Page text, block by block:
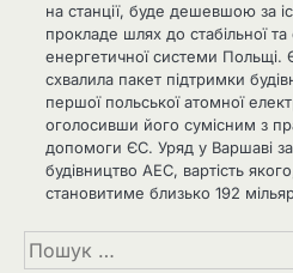
на станції, буде дешевшою за
прокладе шлях до стабільної та
енергетичної системи Польщі.
схвалила пакет підтримки
першої польської атомної
оголосивши його сумісним з
допомоги ЄС. Уряд у Варшаві
будівництво АЕС, вартість
становитиме близько 192
Пошук: